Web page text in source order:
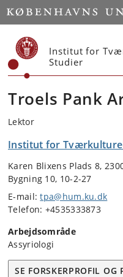
Start
Institut for
Studier
Troels Pank
Lektor
Institut for
Karen Blixens Plads 8,
Bygning 10, 10-2-27
E-mail:tpa@hum.ku.dk
Telefon: +4535333873
Arbejdsområde
Assyriologi
SE FORSKERPROFIL OG